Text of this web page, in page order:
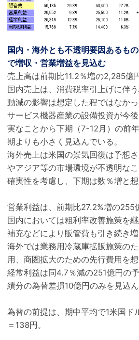
国内・海外とも不透明要因あるも
で増収・営業増益を見込む
売上高は前期比11.2％増の2,285億
国内売上は、消費税率引上げに伴
動減の影響は想定した程ではなか
サービス機器産業の設備投資が今
実なことから下期（7-12月）の前
期よりも小さく見込んでいる。
海外売上は米国の景気回復は予想
やアジア等の市場環境が不透明な
確実性を考慮し、下期は数％増と想
営業利益は、前期比27.2%増の255
国内においては粗利率改善施策を
補充などにより販管費も引き続き増
海外では業務用冷蔵庫拡販施策の
用、商圏拡大のための先行費用を想
経常利益は同4.7％減の251億円の
績分の為替差損10億円のみを見込ん
為替の前提は、期中平均で1米国ド
＝138円。